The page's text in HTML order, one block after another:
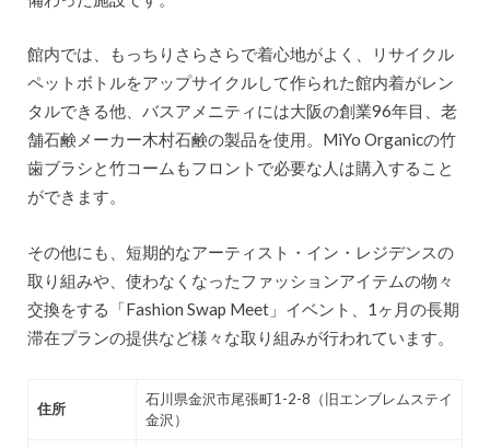
館内では、もっちりさらさらで着心地がよく、リサイクル
ペットボトルをアップサイクルして作られた館内着がレン
タルできる他、バスアメニティには大阪の創業96年目、老
舗石鹸メーカー木村石鹸の製品を使用。MiYo Organicの竹
歯ブラシと竹コームもフロントで必要な人は購入すること
ができます。
その他にも、短期的なアーティスト・イン・レジデンスの
取り組みや、使わなくなったファッションアイテムの物々
交換をする「Fashion Swap Meet」イベント、1ヶ月の長期
滞在プランの提供など様々な取り組みが行われています。
住所
石川県金沢市尾張町1-2-8​（旧エンブレムステイ
金沢）